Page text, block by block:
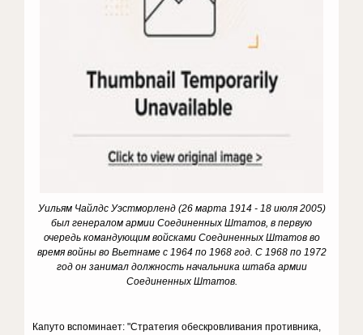
Уильям Чайлдс Уэстморленд (26 марта 1914 - 18 июля 2005)
был генералом армии Соединенных Штатов, в первую
очередь командующим войсками Соединенных Штатов во
время войны во Вьетнаме с 1964 по 1968 год. С 1968 по 1972
год он занимал должность начальника штаба армии
Соединенных Штатов.
Капуто вспоминает: "Стратегия обескровливания противника,